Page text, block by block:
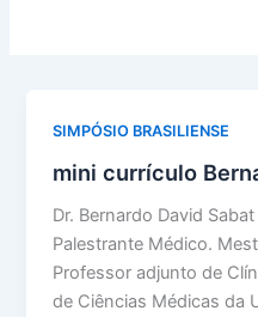
SIMPÓSIO BRASILIENSE
mini currículo
Dr. Bernardo David
Palestrante Médico.
Professor adjunto de
de Ciências Médicas da